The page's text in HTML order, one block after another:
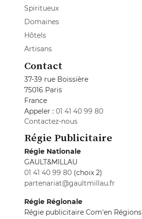
Spiritueux
Domaines
Hôtels
Artisans
Contact
37-39 rue Boissière
75016 Paris
France
Appeler : 01 41 40 99 80
Contactez-nous
Régie Publicitaire
Régie Nationale
GAULT&MILLAU
01 41 40 99 80 (choix 2)
partenariat@gaultmillau.fr
Régie Régionale
Régie publicitaire Com'en Régions